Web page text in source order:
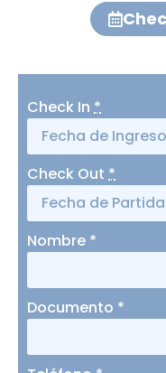
Check In *
Check Out *
Nombre *
Documento *